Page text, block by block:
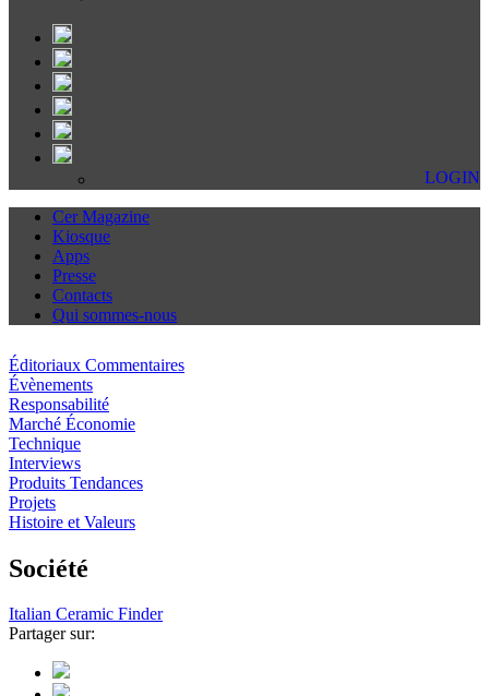
LOGIN
Cer Magazine
Kiosque
Apps
Presse
Contacts
Qui sommes-nous
Éditoriaux Commentaires
Évènements
Responsabilité
Marché Économie
Technique
Interviews
Produits Tendances
Projets
Histoire et Valeurs
Société
Italian Ceramic Finder
Partager sur: